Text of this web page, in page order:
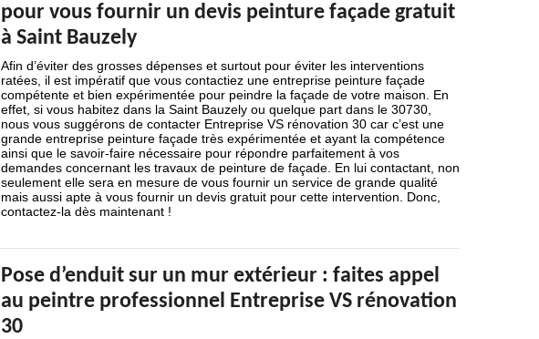
pour vous fournir un devis peinture façade gratuit
à Saint Bauzely
Afin d’éviter des grosses dépenses et surtout pour éviter les interventions
ratées, il est impératif que vous contactiez une entreprise peinture façade
compétente et bien expérimentée pour peindre la façade de votre maison. En
effet, si vous habitez dans la Saint Bauzely ou quelque part dans le 30730,
nous vous suggérons de contacter Entreprise VS rénovation 30 car c’est une
grande entreprise peinture façade très expérimentée et ayant la compétence
ainsi que le savoir-faire nécessaire pour répondre parfaitement à vos
demandes concernant les travaux de peinture de façade. En lui contactant, non
seulement elle sera en mesure de vous fournir un service de grande qualité
mais aussi apte à vous fournir un devis gratuit pour cette intervention. Donc,
contactez-la dès maintenant !
Pose d’enduit sur un mur extérieur : faites appel
au peintre professionnel Entreprise VS rénovation
30